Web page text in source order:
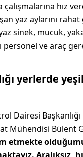
hız
yaz aylarını
sinek, mucuk,
ve araç
yerlerde
Dairesi
Mühendisi Bülent
etmekte